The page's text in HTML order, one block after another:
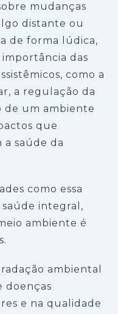
mudanças
distante ou
de forma lúdica,
das
como a
a regulação da
de um ambiente
que
saúde da
como essa
integral,
ambiente é
ambiental
doenças
e na qualidade